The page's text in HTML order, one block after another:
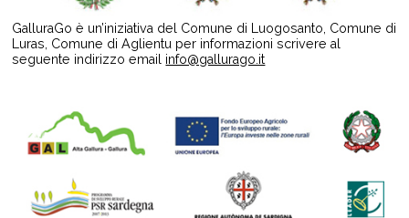
GalluraGo è un’iniziativa del Comune di Luogosanto, Comune di
Luras, Comune di Aglientu per informazioni scrivere al
seguente indirizzo email info@gallurago.it